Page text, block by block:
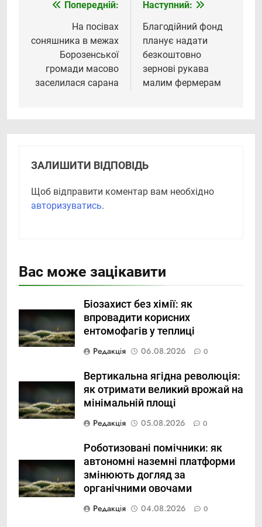
Навігація
записів
Попередній:
На посівах
соняшника в межах
Борозенської
громади масово
заселилася сарана
Наступний:
Благодійний фонд
планує надати
безкоштовно
зернові рукава
малим фермерам
ЗАЛИШИТИ ВІДПОВІДЬ
Щоб відправити коментар вам необхідно
авторизуватись.
Вас може зацікавити
Біозахист без хімії: як
впровадити корисних
ентомофагів у теплиці
Редакція
06.08.2026 0
Вертикальна ягідна революція:
як отримати великий врожай на
мінімальній площі
Редакція
05.08.2026 0
Роботизовані помічники: як
автономні наземні платформи
змінюють догляд за
органічними овочами
Редакція
04.08.2026 0